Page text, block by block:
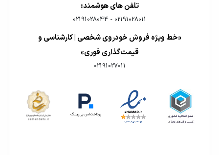
تلفن های هوشمند:
02191028011
-
02191028044
«خط ویژه فروش خودروی شخصی | کارشناسی و
قیمت‌گذاری فوری»
02191027011